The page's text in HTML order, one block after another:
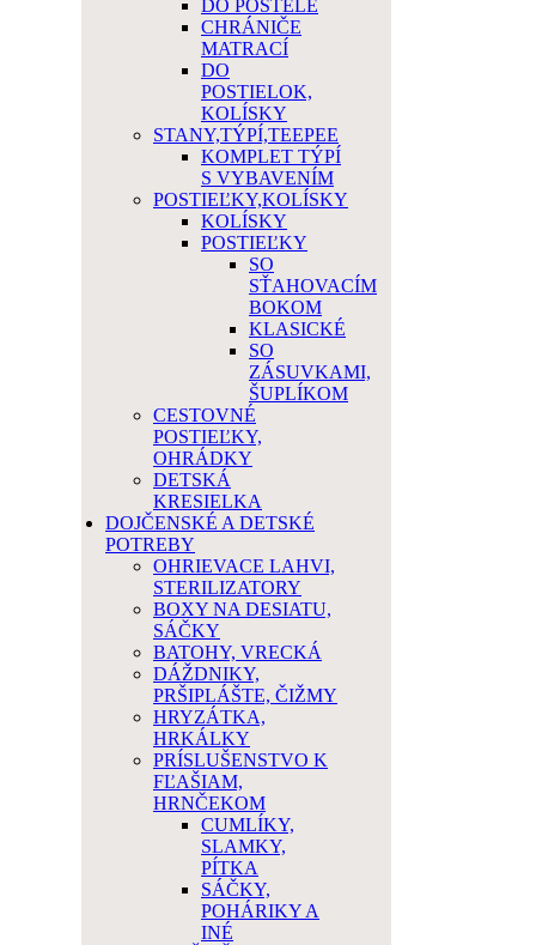
DO POSTELE
CHRÁNIČE
MATRACÍ
DO
POSTIELOK,
KOLÍSKY
STANY,TÝPÍ,TEEPEE
KOMPLET TÝPÍ
S VYBAVENÍM
POSTIEĽKY,KOLÍSKY
KOLÍSKY
POSTIEĽKY
SO
SŤAHOVACÍM
BOKOM
KLASICKÉ
SO
ZÁSUVKAMI,
ŠUPLÍKOM
CESTOVNÉ
POSTIEĽKY,
OHRÁDKY
DETSKÁ
KRESIELKA
DOJČENSKÉ A DETSKÉ
POTREBY
OHRIEVACE LAHVI,
STERILIZATORY
BOXY NA DESIATU,
SÁČKY
BATOHY, VRECKÁ
DÁŽDNIKY,
PRŠIPLÁŠTE, ČIŽMY
HRYZÁTKA,
HRKÁLKY
PRÍSLUŠENSTVO K
FĽAŠIAM,
HRNČEKOM
CUMLÍKY,
SLAMKY,
PÍTKA
SÁČKY,
POHÁRIKY A
INÉ